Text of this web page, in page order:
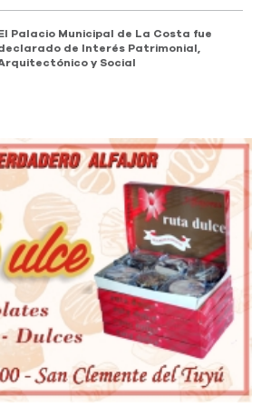
Palacio Municipal de La Costa fue
de Interés Patrimonial,
y Social